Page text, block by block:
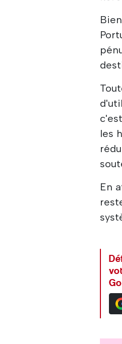
les
En